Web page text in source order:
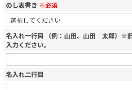
のし表書き ※必須
名入れ一行目 （例：山田、山田 太郎）※
入力ください。
名入れ二行目